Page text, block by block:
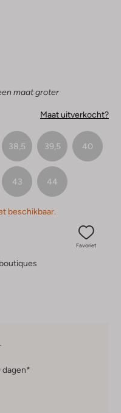
maat groter
Maat uitverkocht?
38,5 39,5 40
43 44
beschikbaar.
Favoriet
dagen*